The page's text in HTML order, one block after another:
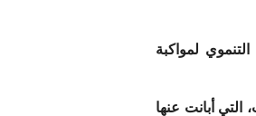
لمواكبة
التي أبانت عنها